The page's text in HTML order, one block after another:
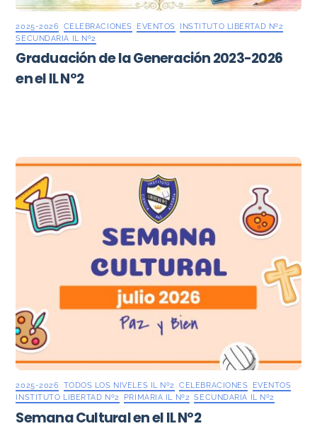
2025-2026 CELEBRACIONES EVENTOS INSTITUTO LIBERTAD Nº2
SECUNDARIA IL Nº2
Graduación de la Generación 2023-2026
en el IL Nº2
2025-2026 TODOS LOS NIVELES IL Nº2 ,CELEBRACIONES EVENTOS
INSTITUTO LIBERTAD Nº2 PRIMARIA IL Nº2 ,SECUNDARIA IL Nº2
Semana Cultural en el IL Nº2